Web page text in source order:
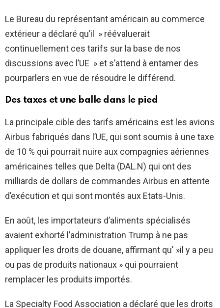
Le Bureau du représentant américain au commerce
extérieur a déclaré qu’il » réévaluerait
continuellement ces tarifs sur la base de nos
discussions avec l’UE » et s’attend à entamer des
pourparlers en vue de résoudre le différend.
Des taxes et une balle dans le pied
La principale cible des tarifs américains est les avions
Airbus fabriqués dans l’UE, qui sont soumis à une taxe
de 10 % qui pourrait nuire aux compagnies aériennes
américaines telles que Delta (DAL.N) qui ont des
milliards de dollars de commandes Airbus en attente
d’exécution et qui sont montés aux Etats-Unis.
En août, les importateurs d’aliments spécialisés
avaient exhorté l’administration Trump à ne pas
appliquer les droits de douane, affirmant qu' »il y a peu
ou pas de produits nationaux » qui pourraient
remplacer les produits importés.
La Specialty Food Association a déclaré que les droits